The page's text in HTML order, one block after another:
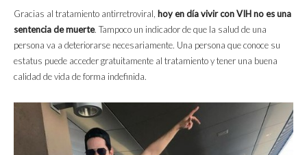
Gracias al tratamiento antirretroviral, hoy en día vivir con VIH no es una
sentencia de muerte. Tampoco un indicador de que la salud de una
persona va a deteriorarse necesariamente. Una persona que conoce su
estatus puede acceder gratuitamente al tratamiento y tener una buena
calidad de vida de forma indefinida.